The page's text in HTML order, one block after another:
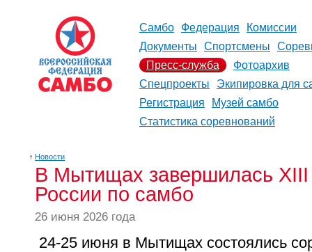
Самбо Федерация
Комиссии
Документы
Спортсмены
Пресс-служба
Фотоархив
Спецпроекты
Экипировка для
Регистрация
Музей самбо
Статистика соревнований
↑ Новости
В Мытищах завершилась XIII
России по самбо
26 июня 2026 года
24-25 июня в Мытищах состоялись